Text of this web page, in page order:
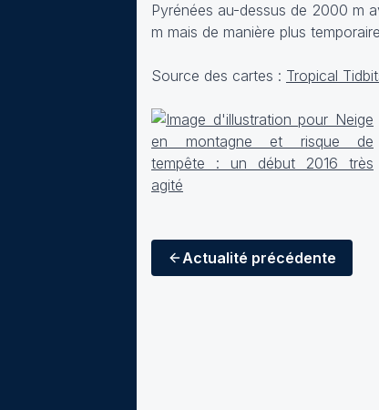
Pyrénées au-dessus de 2000 m
m mais de manière plus
Source des cartes : Tropical
Actualité précédente